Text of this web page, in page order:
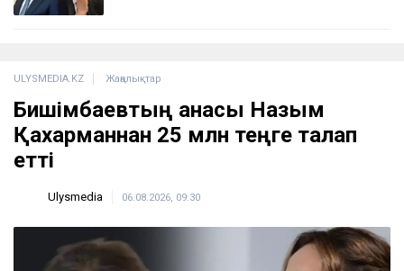
ULYSMEDIA.KZ Жаңалықтар
Бишімбаевтың анасы Назым
Қахарманнан 25 млн теңге талап
етті
Ulysmedia 06.08.2026, 09:30